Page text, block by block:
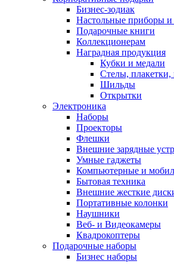
Бизнес-зодиак
Настольные приборы
Подарочные книги
Коллекционерам
Наградная продукция
Кубки и медали
Стелы, плакетки,
Шильды
Открытки
Электроника
Наборы
Проекторы
Флешки
Внешние зарядные
Умные гаджеты
Компьютерные и
Бытовая техника
Внешние жесткие
Портативные колонки
Наушники
Веб- и Видеокамеры
Квадрокоптеры
Подарочные наборы
Бизнес наборы